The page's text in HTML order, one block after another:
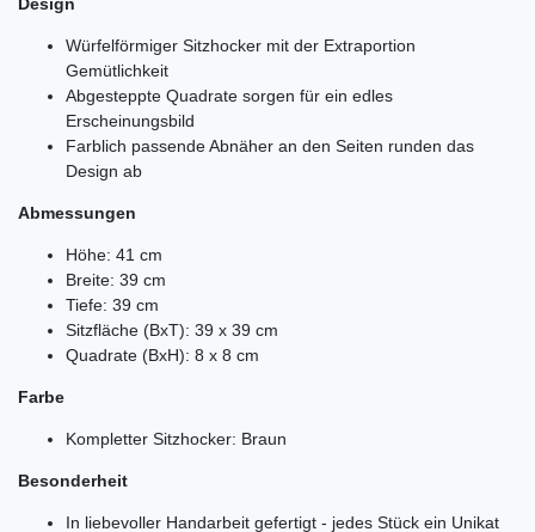
Würfelförmiger Sitzhocker mit der Extraportion
Gemütlichkeit
Abgesteppte Quadrate sorgen für ein edles
Erscheinungsbild
Farblich passende Abnäher an den Seiten runden das
Design ab
Abmessungen
Höhe: 41 cm
Breite: 39 cm
Tiefe: 39 cm
Sitzfläche (BxT): 39 x 39 cm
Quadrate (BxH): 8 x 8 cm
Farbe
Kompletter Sitzhocker: Braun
Besonderheit
In liebevoller Handarbeit gefertigt - jedes Stück ein Unikat